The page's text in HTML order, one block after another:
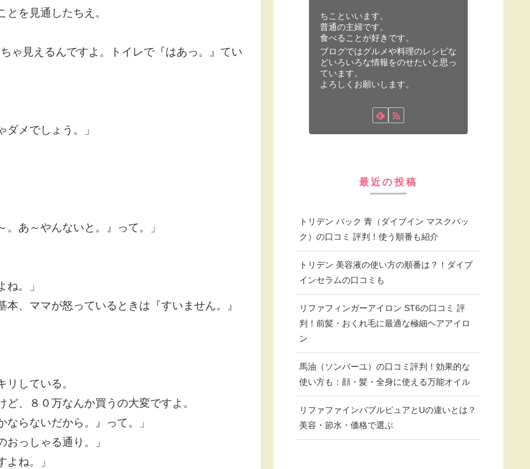
を見通したちえ。
ゃ見えるんですよ。トイレで『はあっ。』てい
メでしょう。」
あ～やんないと。』って。」
。」
、ママが怒っているときは『すいません。』
している。
、８０万なんか買うの大変ですよ。
らないだから。』って。」
っしゃる通り。」
ね。」
ちこといいます。
普通の主婦です。
食べることが好きです。
ブログではグルメや料理のレシピな
どいろいろな情報をのせたいと思っ
ています。
よろしくお願いします。
最近の投稿
トリデン パック 青（ダイブイン マスクパッ
ク）の口コミ 評判！使う順番も紹介
トリデン 美容液の使い方の順番は？！ダイブ
インセラムの口コミも
リファフィンガーアイロン ST6の口コミ 評
判！前髪・おくれ毛に最適な極細ヘアアイロ
ン
馬油（ソンバーユ）の口コミ評判！効果的な
使い方も：顔・髪・全身に使える万能オイル
リファファインバブルピュアとUの違いとは？
美容・節水・価格で選ぶ